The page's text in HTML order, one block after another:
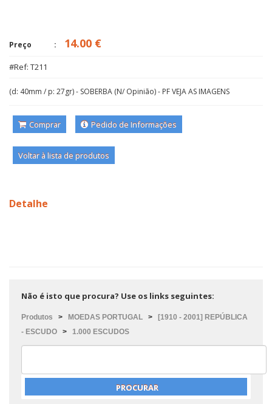
Preço 14.00 €
#Ref: T211
(d: 40mm / p: 27gr) - SOBERBA (N/ Opinião) - PF VEJA AS IMAGENS
Comprar Pedido de Informações
Voltar à lista de produtos
Detalhe
Não é isto que procura? Use os links seguintes:
Produtos > MOEDAS PORTUGAL >
[1910 - 2001] REPÚBLICA
- ESCUDO > 1.000 ESCUDOS